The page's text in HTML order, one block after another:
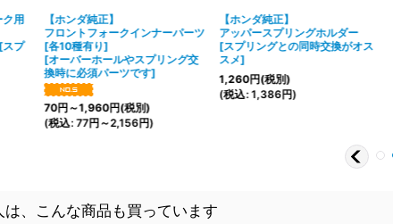
ク用
プ
【ホンダ純正】
フロントフォークインナーパーツ
[各10種有り]
[オーバーホールやスプリング交
換時に必須パーツです]
70円～1,960円(税別)
(税込: 77円～2,156円)
【ホンダ純正】
アッパースプリングホルダー
[スプリングとの同時交換がオス
スメ]
1,260円(税別)
(税込: 1,386円)
、こんな商品も買っています